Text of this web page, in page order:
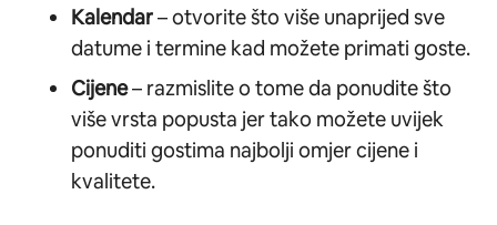
Kalendar– otvorite što više unaprijed sve
datume i termine kad možete primati goste.
Cijene– razmislite o tome da ponudite što
više vrsta popusta jer tako možete uvijek
ponuditi gostima najbolji omjer cijene i
kvalitete.